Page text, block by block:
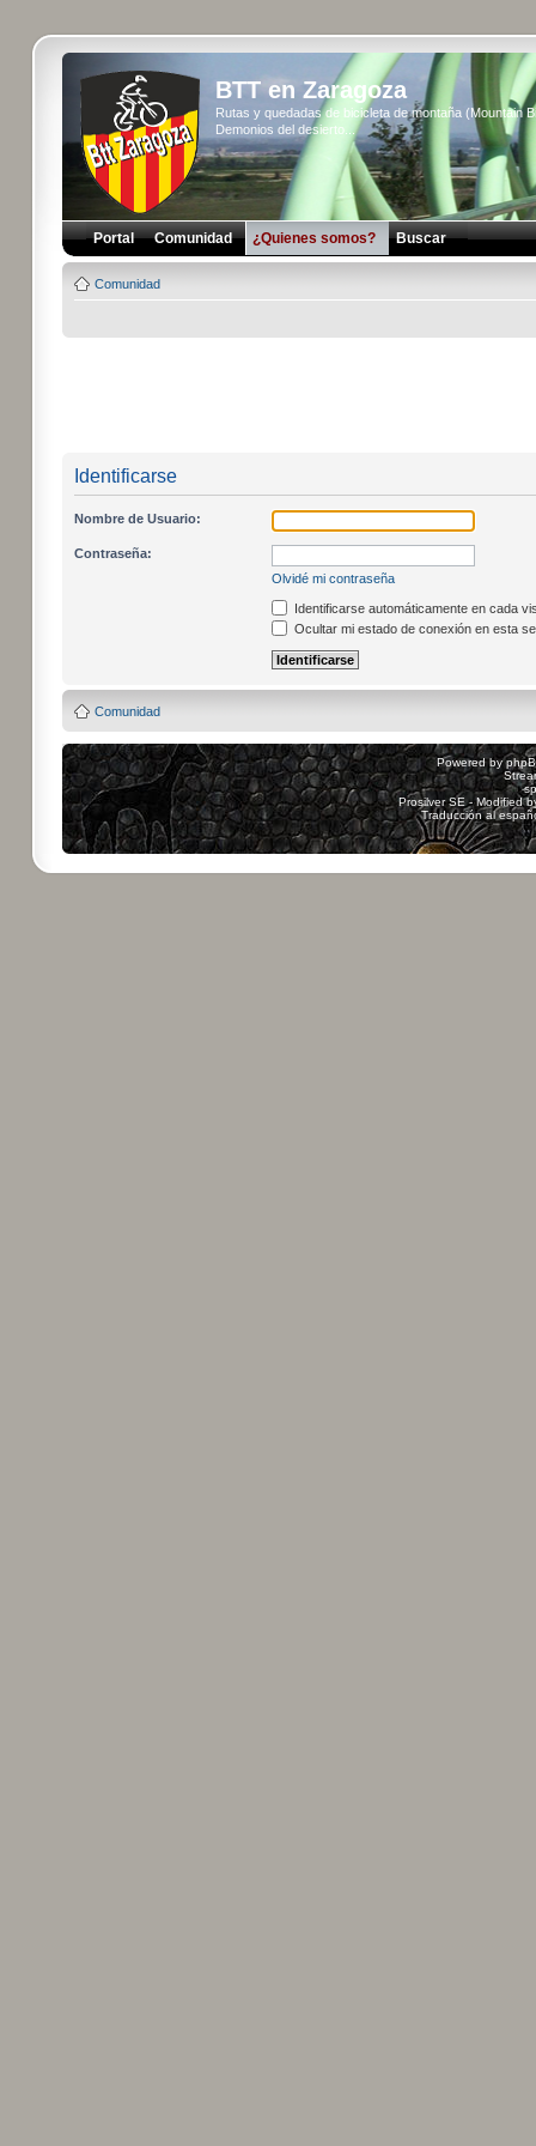
BTT en Zaragoza
Rutas y quedadas de bicicleta de montaña (Mountain
Demonios del desierto...
Portal Comunidad ¿Quienes somos? Buscar
Comunidad
Identificarse
Nombre de Usuario:
Contraseña:
Olvidé mi contraseña
Identificarse automáticamente en cada
Ocultar mi estado de conexión en esta
Comunidad
Powered by
Prosilver SE - Modified
Traducción al